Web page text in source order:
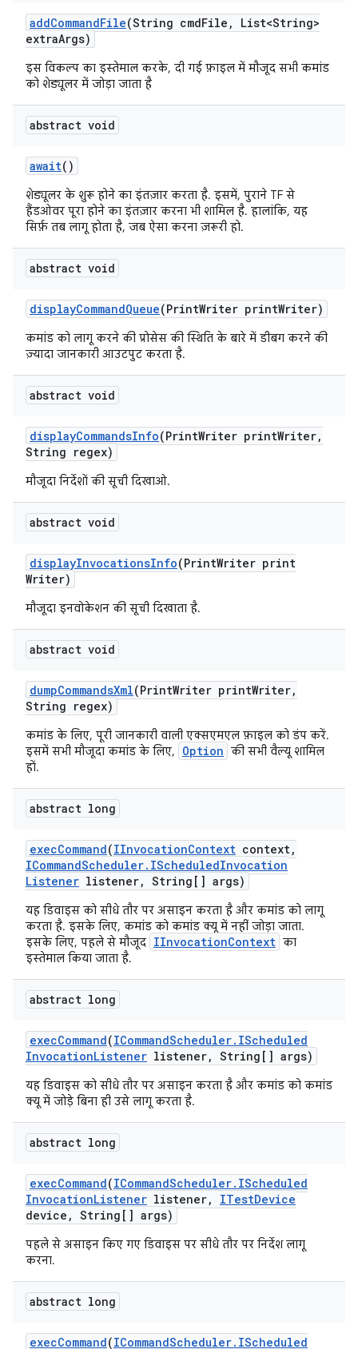
addCommandFile(String cmdFile ,
List<String>
extraArgs)
इस विकल्प का इस्तेमाल करके, दी गई फ़ाइल में मौजूद सभी कमांड
को शेड्यूलर में जोड़ा जाता है
abstract void
await()
शेड्यूलर के शुरू होने का इंतज़ार करता है. इसमें, पुराने TF से
हैंडओवर पूरा होने का इंतज़ार करना भी शामिल है. हालांकि, यह
सिर्फ़ तब लागू होता है, जब ऐसा करना ज़रूरी हो.
abstract void
displayCommandQueue(PrintWriter printWriter)
कमांड को लागू करने की प्रोसेस की स्थिति के बारे में डीबग करने की
ज़्यादा जानकारी आउटपुट करता है.
abstract void
displayCommandsInfo(PrintWriter printWriter,
String regex)
मौजूदा निर्देशों की सूची दिखाओ.
abstract void
displayInvocationsInfo(PrintWriter print
Writer)
मौजूदा इनवोकेशन की सूची दिखाता है.
abstract void
dumpCommandsXml(PrintWriter printWriter,
String regex)
कमांड के लिए, पूरी जानकारी वाली एक्सएमएल फ़ाइल को डंप करें.
इसमें सभी मौजूदा कमांड के लिए,
Option की सभी वैल्यू शामिल
हों.
abstract long
execCommand(IInvocationContext context,
ICommandScheduler. IScheduledInvocation
Listener listener, String[] args)
यह डिवाइस को सीधे तौर पर असाइन करता है और कमांड को लागू
करता है. इसके लिए, कमांड को कमांड क्यू में नहीं जोड़ा जाता.
इसके लिए, पहले से मौजूद IInvocationContext का
इस्तेमाल किया जाता है.
abstract long
execCommand(ICommandScheduler. IScheduled
InvocationListener listener, String[] args)
यह डिवाइस को सीधे तौर पर असाइन करता है और कमांड को कमांड
क्यू में जोड़े बिना ही उसे लागू करता है.
abstract long
execCommand(ICommandScheduler. IScheduled
InvocationListener listener, ITestDevice
device , String[] args)
पहले से असाइन किए गए डिवाइस पर सीधे तौर पर निर्देश लागू
करना.
abstract long
execCommand(ICommandScheduler. IScheduled